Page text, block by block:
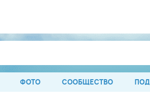
ФОТО СООБЩЕСТВО